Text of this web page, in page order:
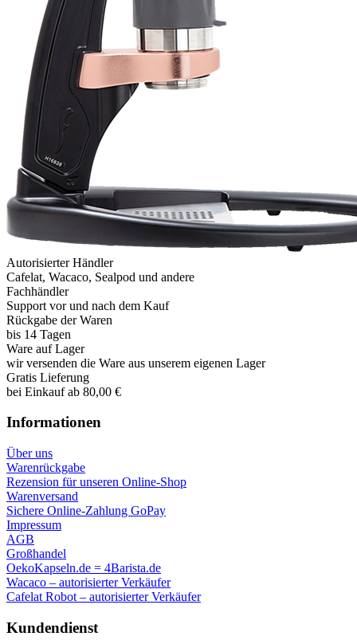
Autorisierter Händler
Cafelat, Wacaco, Sealpod und andere
Fachhändler
Support vor und nach dem Kauf
Rückgabe der Waren
bis 14 Tagen
Ware auf Lager
wir versenden die Ware aus unserem eigenen Lager
Gratis Lieferung
bei Einkauf ab 80,00 €
Informationen
Über uns
Warenrückgabe
Rezension für unseren Online-Shop
Warenversand
Sichere Online-Zahlung GoPay
Impressum
AGB
Großhandel
OekoKapseln.de = 4Barista.de
Wacaco – autorisierter Verkäufer
Cafelat Robot – autorisierter Verkäufer
Kundendienst